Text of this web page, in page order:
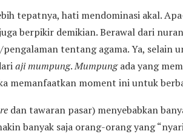
tepatnya, hati mendominasi akal.
berpikir demikian. Berawal dari
tentang agama. Ya, selain
aji mumpung.Mumpungada yang
memanfaatkan moment ini untuk
dan tawaran pasar) menyebabkan
banyak saja orang-orang yang